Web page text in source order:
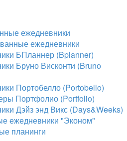
ежедневники
ежедневники
БПланнер (Bplanner)
Бруно Висконти (Bruno
Портобелло (Portobello)
Портфолио (Portfolio)
Дэйз энд Викс (Days&Weeks)
ежедневники "Эконом"
планинги